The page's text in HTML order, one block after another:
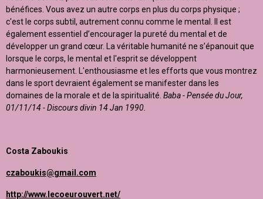
bénéfices. Vous avez un autre corps en plus du corps physique ;
c'est le corps subtil, autrement connu comme le mental. Il est
également essentiel d’encourager la pureté du mental et de
développer un grand cœur. La véritable humanité ne s’épanouit que
lorsque le corps, le mental et l'esprit se développent
harmonieusement. L'enthousiasme et les efforts que vous montrez
dans le sport devraient également se manifester dans les
domaines de la morale et de la spiritualité. Baba - Pensée du Jour,
01/11/14 - Discours divin 14 Jan 1990.
Costa Zaboukis
czaboukis@gmail.com
http://www.lecoeurouvert.net/